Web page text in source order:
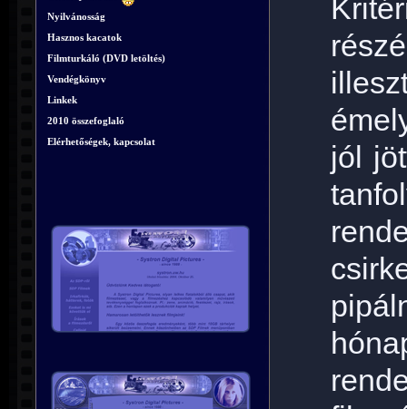
Nyilvánosság
Hasznos kacatok
Filmturkáló (DVD letöltés)
Vendégkönyv
Linkek
2010 összefoglaló
Elérhetőségek, kapcsolat
jól